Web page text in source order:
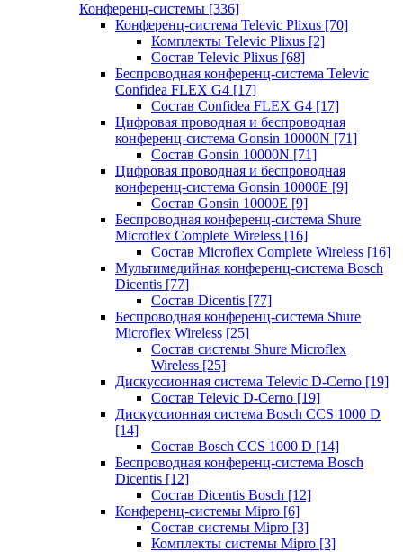
Конференц-системы [336]
Конференц-система Televic Plixus [70]
Комплекты Televic Plixus [2]
Состав Televic Plixus [68]
Беспроводная конференц-система Televic
Confidea FLEX G4 [17]
Состав Confidea FLEX G4 [17]
Цифровая проводная и беспроводная
конференц-система Gonsin 10000N [71]
Состав Gonsin 10000N [71]
Цифровая проводная и беспроводная
конференц-система Gonsin 10000E [9]
Состав Gonsin 10000E [9]
Беспроводная конференц-система Shure
Microflex Complete Wireless [16]
Состав Microflex Complete Wireless [16]
Мультимедийная конференц-система Bosch
Dicentis [77]
Состав Dicentis [77]
Беспроводная конференц-система Shure
Microflex Wireless [25]
Состав системы Shure Microflex
Wireless [25]
Дискуссионная система Televic D-Cerno [19]
Состав Televic D-Cerno [19]
Дискуссионная система Bosch CCS 1000 D
[14]
Состав Bosch CCS 1000 D [14]
Беспроводная конференц-система Bosch
Dicentis [12]
Состав Dicentis Bosch [12]
Конференц-системы Mipro [6]
Состав системы Mipro [3]
Комплекты системы Mipro [3]